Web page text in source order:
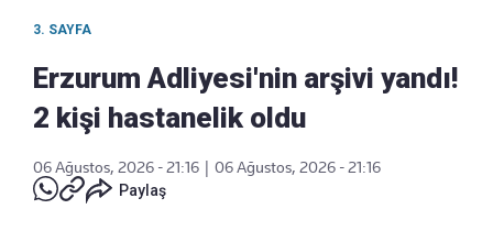
3. SAYFA
Erzurum Adliyesi'nin arşivi yandı!
2 kişi hastanelik oldu
06 Ağustos, 2026 - 21:16 | 06 Ağustos, 2026 - 21:16
Paylaş